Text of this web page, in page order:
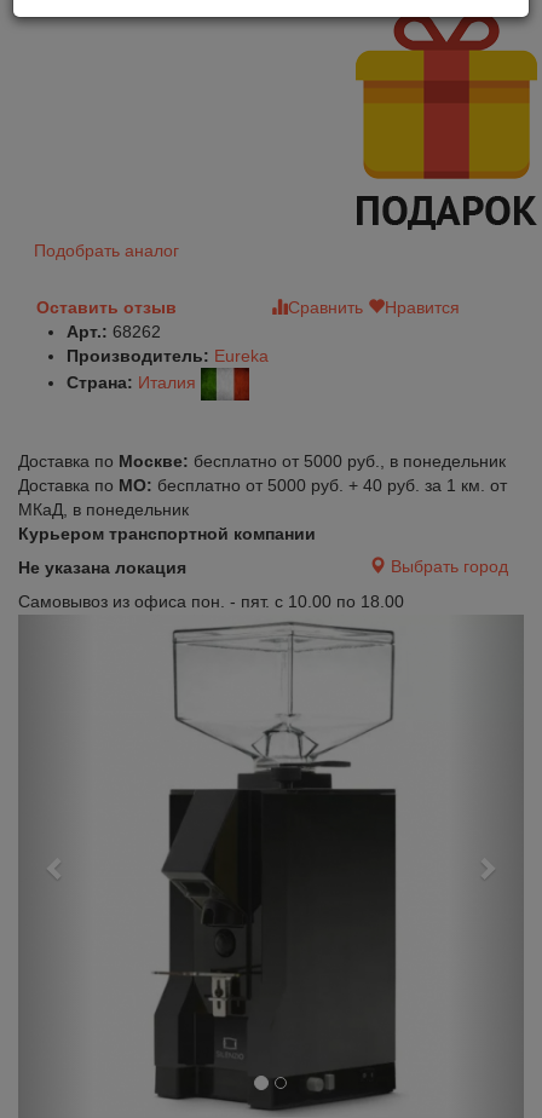
Подобрать аналог
Оставить отзыв Сравнить
Нравится
Арт.: 68262
Производитель: Eureka
Страна: Италия
Доставка по Москве: бесплатно от 5000 руб., в понедельник
Доставка по МО: бесплатно от 5000 руб. + 40 руб. за 1 км. от
МКаД, в понедельник
Курьером транспортной компании
Не указана локация
Выбрать город
Самовывоз из офиса пон. - пят. с 10.00 по 18.00